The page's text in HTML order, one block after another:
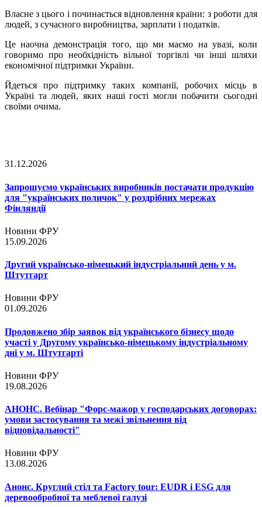
Власне з цього і починається відновлення країни: з роботи для
людей, з сучасного виробництва, зарплати і податків.
Це наочна демонстрація того, що ми маємо на увазі, коли
говоримо про необхідність вільної торгівлі чи інші шляхи
економічної підтримки України.
Йдеться про підтримку таких компанії, робочих місць в
Україні та людей, яких наші гості могли побачити сьогодні
своїми очима.
31.12.2026
Запрошуємо українських виробників постачати продукцію
для "українських поличок" у роздрібних мережах
Фінляндії
Новини ФРУ
15.09.2026
Другий українсько-німецький індустріальний день у м.
Штутгарт
Новини ФРУ
01.09.2026
Продовжено збір заявок від українського бізнесу щодо
участі у Другому українсько-німецькому індустріальному
дні у м. Штутгарті
Новини ФРУ
19.08.2026
АНОНС. Вебінар "Форс-мажор у господарських договорах:
умови застосування та межі звільнення від
відповідальності"
Новини ФРУ
13.08.2026
Анонс. Круглий стіл та Factory tour: EUDR і ESG для
деревообробної та меблевої галузі